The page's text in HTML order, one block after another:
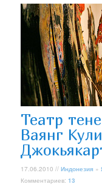
Театр
Ваянг
17.06.2010 //Индонезия »
Комментариев:13